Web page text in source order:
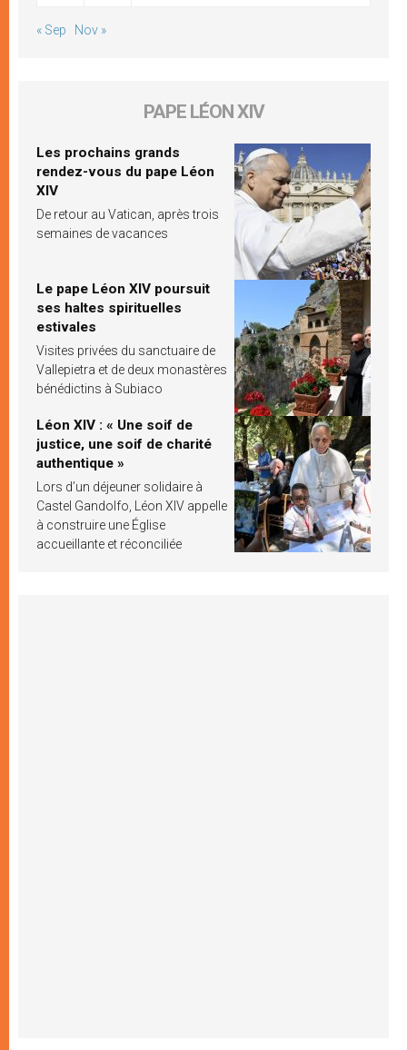
« Sep Nov »
PAPE LÉON XIV
Les prochains grands
rendez-vous du pape Léon
XIV
De retour au Vatican, après trois
semaines de vacances
Le pape Léon XIV poursuit
ses haltes spirituelles
estivales
Visites privées du sanctuaire de
Vallepietra et de deux monastères
bénédictins à Subiaco
Léon XIV : « Une soif de
justice, une soif de charité
authentique »
Lors d’un déjeuner solidaire à
Castel Gandolfo, Léon XIV appelle
à construire une Église
accueillante et réconciliée